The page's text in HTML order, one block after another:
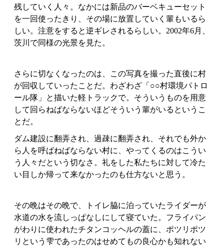
残していく人々。なかには新品のバーベキューセット
を一回使ったきり、その場に放置していく輩もいるら
しい。注意をすると逆ギレされるらしい。2002年6月、
茨川で同様の光景を見た。
さらに切なくなったのは、この写真を撮った直後に村
が回収していったことだ。わざわざ「○○村環境パトロ
ール隊」と描いた軽トラックで。そういうものを用意
して回らねばならないほどそういう輩がいるというこ
とだ。
ダム建設に翻弄され、過疎に翻弄され、それでも外か
ら人を呼ばねばならない村に、やってくるのはこうい
う人々だという切なさ。礼をした私たちに対して冷た
い目しか帰って来なかったのも仕方ないと思う。
その晩はその晩で、トイレ脇に泊っていたライダーが
水道の水を流しっぱなしにして寝ていた。フライパン
がわりに使われたチタンコッヘルの蓋に、ポツリポツ
リという雫であったのはせめてもの良心かも知れない